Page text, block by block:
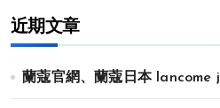
近期文章
蘭蔻官網、蘭蔻日本 lancome